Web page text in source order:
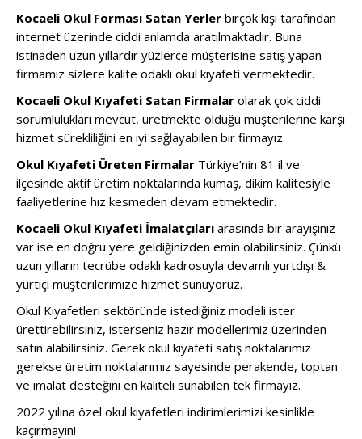
Kocaeli Okul Forması Satan Yerler birçok kişi tarafından
internet üzerinde ciddi anlamda aratılmaktadır. Buna
istinaden uzun yıllardır yüzlerce müşterisine satış yapan
firmamız sizlere kalite odaklı okul kıyafeti vermektedir.
Kocaeli Okul Kıyafeti Satan Firmalar olarak çok ciddi
sorumlulukları mevcut, üretmekte olduğu müşterilerine karşı
hizmet sürekliliğini en iyi sağlayabilen bir firmayız.
Okul Kıyafeti Üreten Firmalar Türkiye’nin 81 il ve
ilçesinde aktif üretim noktalarında kumaş, dikim kalitesiyle
faaliyetlerine hız kesmeden devam etmektedir.
Kocaeli Okul Kıyafeti İmalatçıları arasında bir arayışınız
var ise en doğru yere geldiğinizden emin olabilirsiniz. Çünkü
uzun yılların tecrübe odaklı kadrosuyla devamlı yurtdışı &
yurtiçi müşterilerimize hizmet sunuyoruz.
Okul Kıyafetleri sektöründe istediğiniz modeli ister
ürettirebilirsiniz, isterseniz hazır modellerimiz üzerinden
satın alabilirsiniz. Gerek okul kıyafeti satış noktalarımız
gerekse üretim noktalarımız sayesinde perakende, toptan
ve imalat desteğini en kaliteli sunabilen tek firmayız.
2022 yılına özel okul kıyafetleri indirimlerimizi kesinlikle
kaçırmayın!